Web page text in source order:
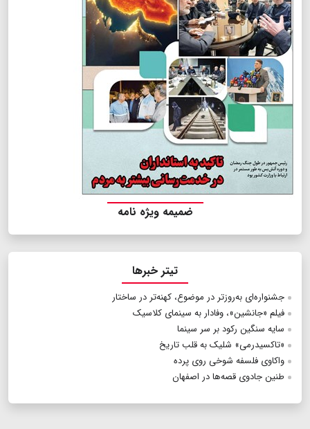
ضمیمه ویژه نامه
تیتر خبرها
جشنواره‌ای به‌روزتر در موضوع، کهنه‌تر در ساختار
فيلم «جانشين»، وفادار به سینمای کلاسیک
سایه سنگین رکود بر سر سینما
«تاکسیدرمی» شلیک به قلب تاریخ
واکاوی فلسفه شوخی روی پرده
طنین جادوی قصه‌ها در اصفهان